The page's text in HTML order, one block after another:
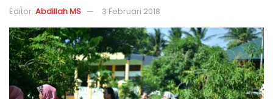
Editor: Abdillah MS 3 Februari 2018